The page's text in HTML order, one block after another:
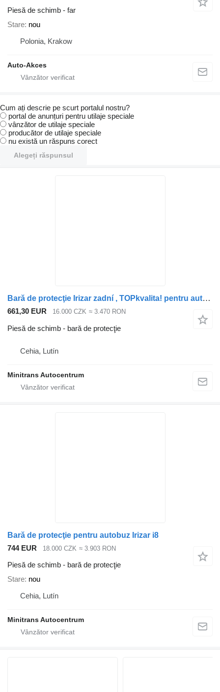
Piesă de schimb - far
Stare nou
Polonia, Krakow
Auto-Akces
Cum ați descrie pe scurt portalul nostru?
portal de anunțuri pentru utilaje speciale
vânzător de utilaje speciale
producător de utilaje speciale
nu există un răspuns corect
Alegeți răspunsul
Bară de protecţie Irizar zadní , TOPkvalita! pentru autobuz Irizar PB
661,30 EUR 16.000 CZK ≈ 3.470 RON
Piesă de schimb - bară de protecţie
Cehia, Lutín
Minitrans Autocentrum
Bară de protecţie pentru autobuz Irizar i8
744 EUR
18.000 CZK ≈ 3.903 RON
Piesă de schimb - bară de protecţie
Stare nou
Cehia, Lutín
Minitrans Autocentrum